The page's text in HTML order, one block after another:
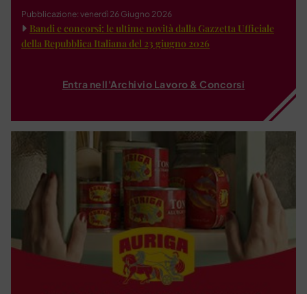
Pubblicazione: venerdì 26 Giugno 2026
Bandi e concorsi: le ultime novità dalla Gazzetta Ufficiale
della Repubblica Italiana del 23 giugno 2026
Entra nell'Archivio Lavoro & Concorsi